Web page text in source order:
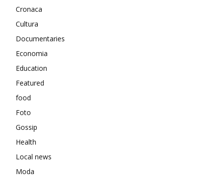
Cronaca
Cultura
Documentaries
Economia
Education
Featured
food
Foto
Gossip
Health
Local news
Moda